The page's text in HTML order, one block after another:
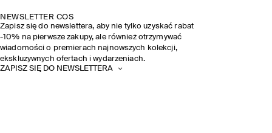
NEWSLETTER COS
Zapisz się do newslettera, aby nie tylko uzyskać rabat
-10% na pierwsze zakupy, ale również otrzymywać
wiadomości o premierach najnowszych kolekcji,
ekskluzywnych ofertach i wydarzeniach.
ZAPISZ SIĘ DO NEWSLETTERA